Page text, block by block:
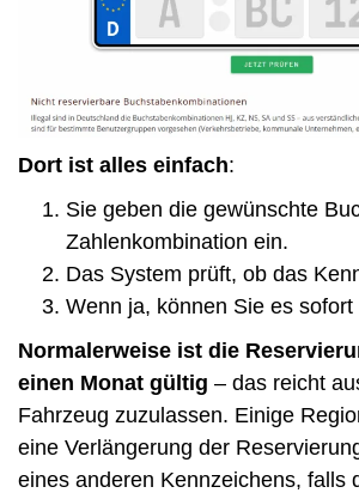
Dort ist alles einfach:
Sie geben die gewünschte
Zahlenkombination ein.
Das System prüft, ob das
Wenn ja, können Sie es sofort
Normalerweise ist die
einen Monat gültig – das reicht
Fahrzeug zuzulassen. Einige
eine Verlängerung der
eines anderen Kennzeichens, falls